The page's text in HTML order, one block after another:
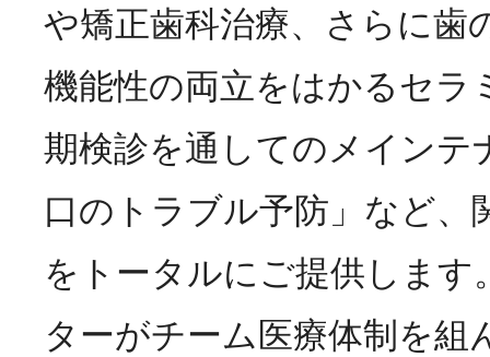
や矯正歯科治療、さらに歯
機能性の両立をはかるセラ
期検診を通してのメインテ
口のトラブル予防」など、
をトータルにご提供します
ターがチーム医療体制を組